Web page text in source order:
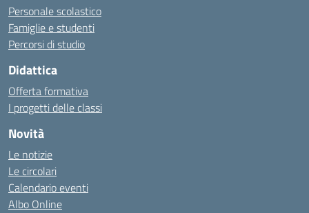
Personale scolastico
Famiglie e studenti
Percorsi di studio
Didattica
Offerta formativa
I progetti delle classi
Novità
Le notizie
Le circolari
Calendario eventi
Albo Online